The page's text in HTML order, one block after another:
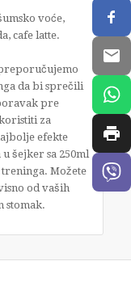
voće,
cafe latte.
da bi sprečili
pre
za
efekte
šejker sa 250ml
Možete
od vaših
stomak.